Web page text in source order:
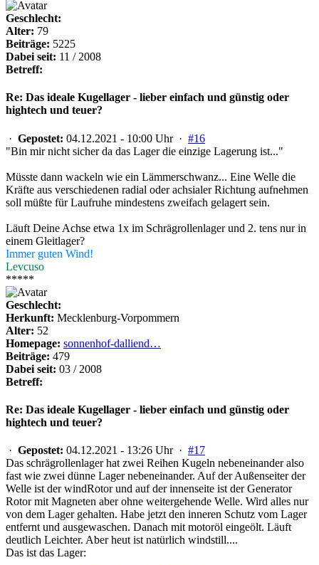
Geschlecht:
Alter: 79
Beiträge: 5225
Dabei seit: 11 / 2008
Betreff:
Re: Das ideale Kugellager - lieber einfach und günstig oder
hightech und teuer?
· Gepostet: 04.12.2021 - 10:00 Uhr · #16
"Bin mir nicht sicher da das Lager die einzige Lagerung ist..."
Müsste dann wackeln wie ein Lämmerschwanz... Eine Welle die
Kräfte aus verschiedenen radial oder achsialer Richtung aufnehmen
soll müßte für Laufruhe mindestens zweifach gelagert sein.
Läuft Deine Achse etwa 1x im Schrägrollenlager und 2. tens nur in
einem Gleitlager?
Immer guten Wind!
Levcuso
*****
Geschlecht:
Herkunft: Mecklenburg-Vorpommern
Alter: 52
Homepage: sonnenhof-dalliend…
Beiträge: 479
Dabei seit: 03 / 2008
Betreff:
Re: Das ideale Kugellager - lieber einfach und günstig oder
hightech und teuer?
· Gepostet: 04.12.2021 - 13:26 Uhr · #17
Das schrägrollenlager hat zwei Reihen Kugeln nebeneinander also
fast wie zwei dünne Lager nebeneinander. Auf der Außenseiter der
Welle ist der windRotor und auf der innenseite ist der Generator
Rotor mit Magneten aber ohne weitergehende Welle. Wird alles nur
von dem Lager gehalten. Habe jetzt den inneren Schutz vom Lager
entfernt und ausgewaschen. Danach mit motoröl eingeölt. Läuft
deutlich Leichter. Aber heut ist natürlich windstill....
Das ist das Lager: